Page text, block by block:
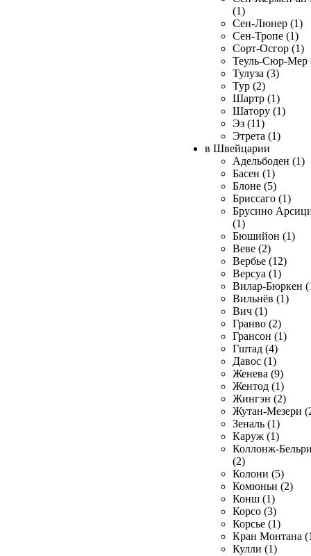
(1)
Сен-Люнер (1)
Сен-Тропе (1)
Сорт-Осгор (1)
Теуль-Сюр-Мер
Тулуза (3)
Тур (2)
Шартр (1)
Шатору (1)
Эз (11)
Этрета (1)
в Швейцарии
Адельбоден (1)
Басен (1)
Блоне (5)
Бриссаго (1)
Брусино
(1)
Бюшийон (1)
Веве (2)
Вербье (12)
Версуа (1)
Вилар-Бюркен
Вильнёв (1)
Вич (1)
Гранво (2)
Грансон (1)
Гштад (4)
Давос (1)
Женева (9)
Жентод (1)
Жингэн (2)
Жутан-Мезери
Зеналь (1)
Каруж (1)
Коллонж-
(2)
Колони (5)
Комюньи (2)
Конш (1)
Корсо (3)
Корсье (1)
Кран Монтана
Кулли (1)